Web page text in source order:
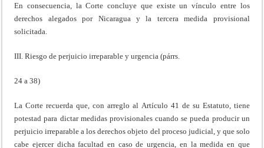
En consecuencia, la Corte concluye que existe un vínculo entre los
derechos alegados por Nicaragua y la tercera medida provisional
solicitada.
III. Riesgo de perjuicio irreparable y urgencia (párrs.
24 a 38)
La Corte recuerda que, con arreglo al Artículo 41 de su Estatuto, tiene
potestad para dictar medidas provisionales cuando se pueda producir un
perjuicio irreparable a los derechos objeto del proceso judicial, y que solo
cabe ejercer dicha facultad en caso de urgencia, en la medida en que